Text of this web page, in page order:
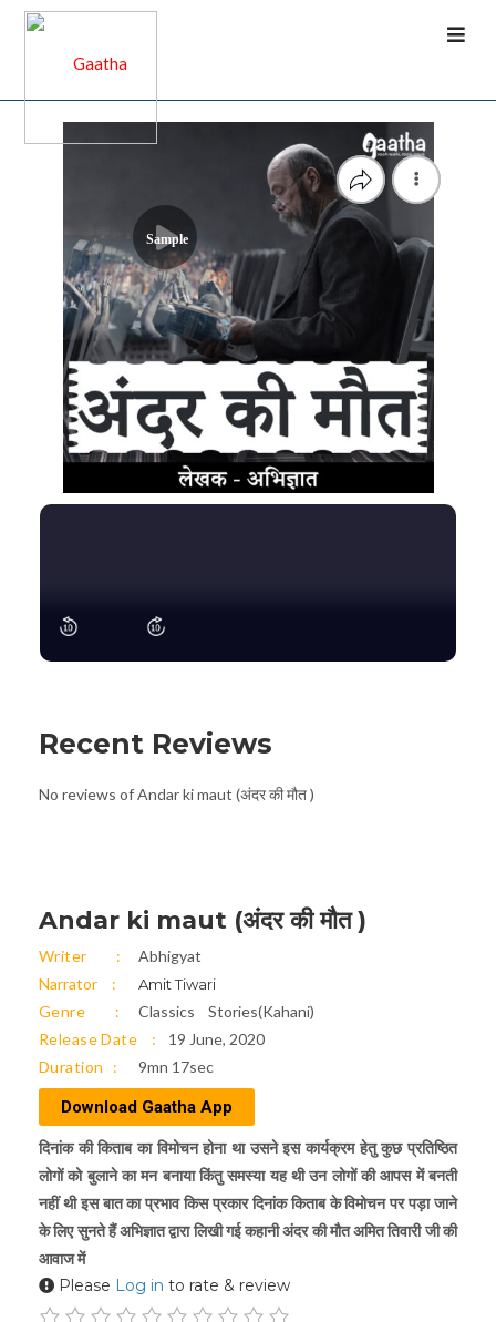
Sample
Recent Reviews
No reviews of Andar ki maut (अंदर की मौत )
Andar ki maut (अंदर की मौत )
Writer
Abhigyat
Narrator
Amit Tiwari
Genre Classics
Stories(Kahani)
Release Date
19 June, 2020
Duration
9mn 17sec
Download Gaatha App
दिनांक की किताब का विमोचन होना था उसने इस कार्यक्रम हेतु कुछ प्रतिष्ठित
लोगों को बुलाने का मन बनाया किंतु समस्या यह थी उन लोगों की आपस में बनती
नहीं थी इस बात का प्रभाव किस प्रकार दिनांक किताब के विमोचन पर पड़ा जाने
के लिए सुनते हैं अभिज्ञात द्वारा लिखी गई कहानी अंदर की मौत अमित तिवारी जी की
आवाज में
Please Log in to rate & review